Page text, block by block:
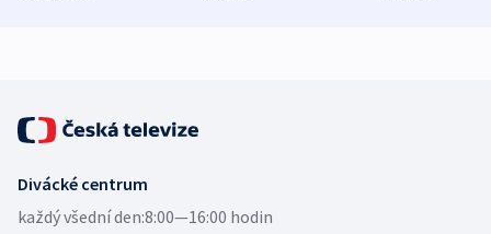
Divácké centrum
každý všední den:8:00—16:00 hodin